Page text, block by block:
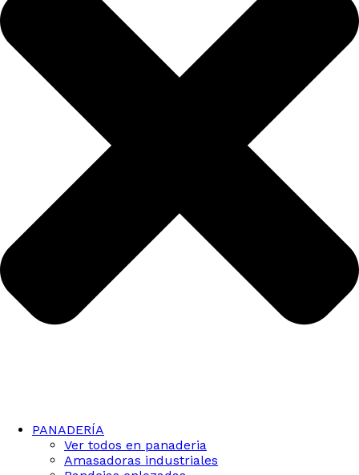
PANADERÍA
Ver todos en panaderia
Amasadoras industriales